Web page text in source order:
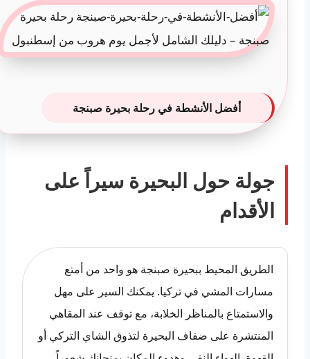
أفضل الأنشطة في رحلة بحيرة صبنجة
جولة حول البحيرة سيراً على
الأقدام
الطريق المحيط ببحيرة صبنجة هو واحد من أمتع
مسارات المشي في تركيا. يمكنك السير على مهل
والاستمتاع بالمناظر الخلابة، مع توقف عند المقاهي
المنتشرة على ضفاف البحيرة لتذوق الشاي التركي أو